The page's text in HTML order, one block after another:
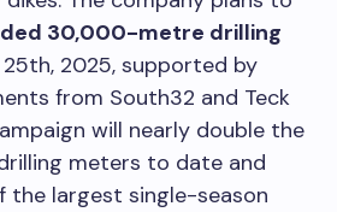
30,000-metre drilling
2025, supported by
from South32 and Teck
will nearly double the
meters to date and
the largest single-season